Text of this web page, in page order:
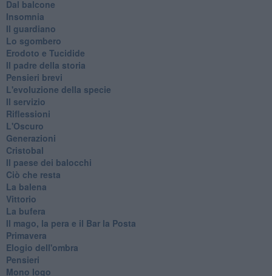
Dal balcone
Insomnia
Il guardiano
Lo sgombero
Erodoto e Tucidide
Il padre della storia
Pensieri brevi
L'evoluzione della specie
Il servizio
Riflessioni
L'Oscuro
Generazioni
Cristobal
Il paese dei balocchi
Ciò che resta
La balena
Vittorio
La bufera
Il mago, la pera e il Bar la Posta
Primavera
Elogio dell'ombra
Pensieri
Mono logo